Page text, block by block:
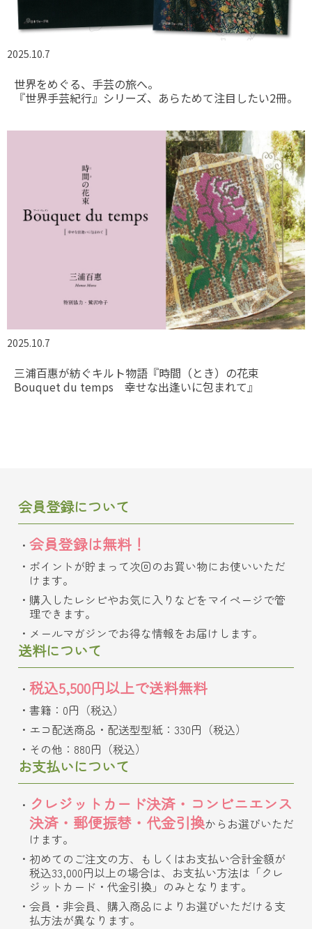
2025.10.7
世界をめぐる、手芸の旅へ。
『世界手芸紀行』シリーズ、あらためて注目したい2冊。
2025.10.7
三浦百惠が紡ぐキルト物語『時間（とき）の花束
Bouquet du temps 幸せな出逢いに包まれて』
会員登録について
会員登録は無料！
ポイントが貯まって次回のお買い物にお使いいただ
けます。
購入したレシピやお気に入りなどをマイページで管
理できます。
メールマガジンでお得な情報をお届けします。
送料について
税込5,500円以上で送料無料
書籍：0円（税込）
エコ配送商品・配送型型紙：330円（税込）
その他：880円（税込）
お支払いについて
クレジットカード決済・コンビニエンス
決済・郵便振替・代金引換からお選びいただ
けます。
初めてのご注文の方、もしくはお支払い合計金額が
税込33,000円以上の場合は、お支払い方法は「クレ
ジットカード・代金引換」のみとなります。
会員・非会員、購入商品によりお選びいただける支
払方法が異なります。